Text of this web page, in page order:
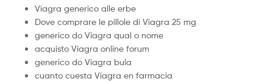
Viagra generico alle erbe
Dove comprare le pillole di Viagra 25 mg
generico do Viagra qual o nome
acquisto Viagra online forum
generico do Viagra bula
cuanto cuesta Viagra en farmacia